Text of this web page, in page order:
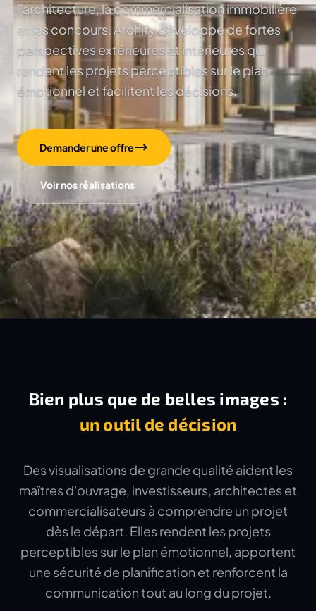
l'architecture, la commercialisation immobilière
et les concours. Archify développe de fortes
perspectives extérieures et intérieures qui
rendent les projets perceptibles sur le plan
émotionnel et facilitent les décisions.
Demander une offre
Voir nos réalisations
Bien plus que de belles images :
un outil de décision
Des visualisations de grande qualité aident les
maîtres d'ouvrage, investisseurs, architectes et
commercialisateurs à comprendre un projet
dès le départ. Elles rendent les projets
perceptibles sur le plan émotionnel, apportent
une sécurité de planification et renforcent la
communication tout au long du projet.